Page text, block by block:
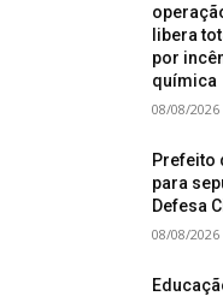
libera
por
química
08/08/2026
Prefeito
para
Defesa
08/08/2026